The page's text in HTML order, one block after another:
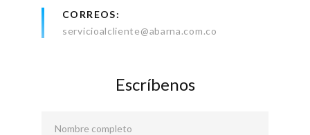
CORREOS
servicioalcliente@abarna.com.co
Escríbenos
Nombre completo